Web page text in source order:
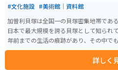
#文化施設 #美術館｜資料館
加曽利貝塚は全国一の貝塚密集地帯であ
日本で最大規模を誇る貝塚として知られ
年前までの生活の痕跡があり、その中で
ての約5,000年前から約2,000年前の間に
年（1971）に国の史跡に指定され、平成
詳しく